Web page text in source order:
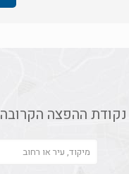
ההפצה